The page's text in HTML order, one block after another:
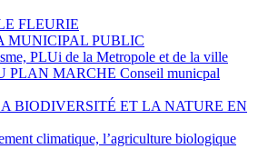
FLEURIE
MUNICIPAL PUBLIC
PLUi de la Metropole et de la ville
PLAN MARCHE Conseil municpal
BIODIVERSITÉ ET LA NATURE EN
climatique, l’agriculture biologique